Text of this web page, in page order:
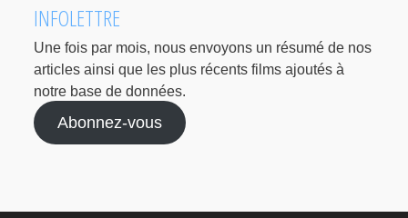
INFOLETTRE
Une fois par mois, nous envoyons un résumé de nos
articles ainsi que les plus récents films ajoutés à
notre base de données.
Abonnez-vous